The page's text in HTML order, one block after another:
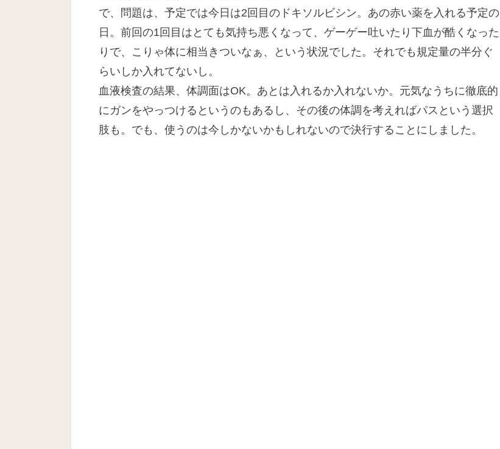
で、問題は、予定では今日は2回目のドキソルビシン。あの赤い薬を入れる予定の
日。前回の1回目はとても気持ち悪くなって、ゲーゲー吐いたり下血が酷くなった
りで、こりゃ体に相当きついなぁ、という状況でした。それでも規定量の半分ぐ
らいしか入れてないし。
血液検査の結果、体調面はOK。あとは入れるか入れないか。元気なうちに徹底的
にガンをやっつけるというのもあるし、その後の体調を考えればパスという選択
肢も。でも、使うのは今しかないかもしれないので決行することにしました。